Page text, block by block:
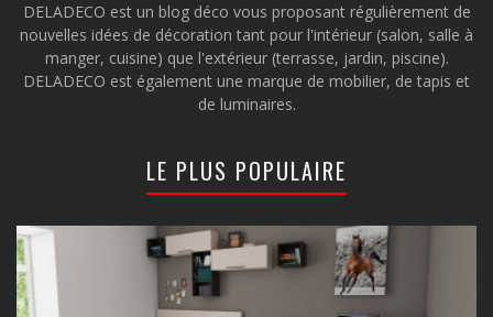
DELADECO est un blog déco vous proposant régulièrement de
nouvelles idées de décoration tant pour l'intérieur (salon, salle à
manger, cuisine) que l'extérieur (terrasse, jardin, piscine).
DELADECO est également une marque de mobilier, de tapis et
de luminaires.
LE PLUS POPULAIRE